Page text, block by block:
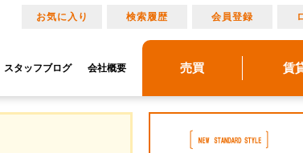
お気に入り 検索履歴 会員登録
スタッフブログ 会社概要 売買
リノベーション
マンション情報
賃